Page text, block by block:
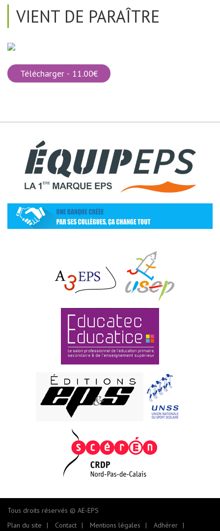
VIENT DE PARAÎTRE
Télécharger - 11.00€
Tous droits réservés © AE-EPS
Plan du site
Contact Mentions légales
Adhérer